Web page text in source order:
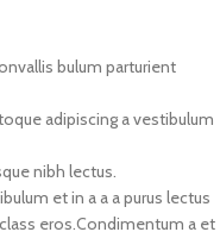
bulum parturient
adipiscing a vestibulum
nibh lectus.
et in a a a purus lectus
eros.Condimentum a et